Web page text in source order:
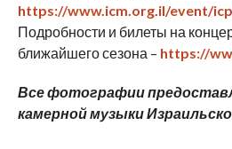
https://www.icm.org.il/event/
Подробности и билеты на
ближайшего сезона – https://
Все фотографии
камерной музыки